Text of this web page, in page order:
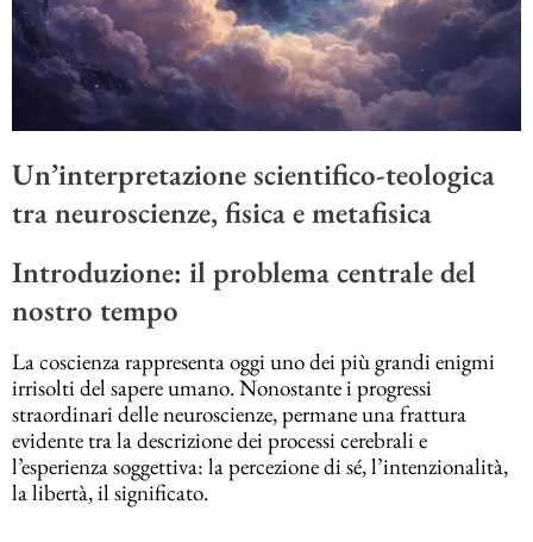
Un’interpretazione scientifico-teologica
tra neuroscienze, fisica e metafisica
Introduzione: il problema centrale del
nostro tempo
La coscienza rappresenta oggi uno dei più grandi enigmi
irrisolti del sapere umano. Nonostante i progressi
straordinari delle neuroscienze, permane una frattura
evidente tra la descrizione dei processi cerebrali e
l’esperienza soggettiva: la percezione di sé, l’intenzionalità,
la libertà, il significato.